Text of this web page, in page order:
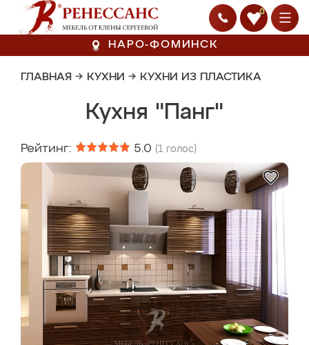
0
НАРО-ФОМИНСК
ГЛАВНАЯ → КУХНИ → КУХНИ ИЗ ПЛАСТИКА
Кухня "Панг"
Рейтинг: 5.0 (1 голос)